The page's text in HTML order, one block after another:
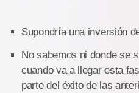
Supondría una inversión
No sabemos ni donde se
cuando va a llegar esta
parte del éxito de las